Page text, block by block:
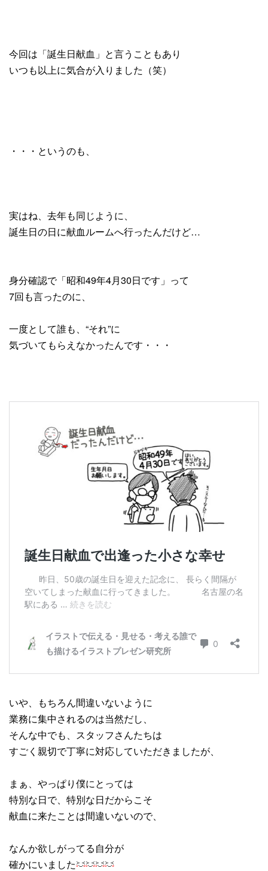
今回は「誕生日献血」と言うこともあり
いつも以上に気合が入りました（笑）
・・・というのも、
実はね、去年も同じように、
誕生日の日に献血ルームへ行ったんだけど…
身分確認で「昭和49年4月30日です」って
7回も言ったのに、
一度として誰も、“それ”に
気づいてもらえなかったんです・・・
いや、もちろん間違いないように
業務に集中されるのは当然だし、
そんな中でも、スタッフさんたちは
すごく親切で丁寧に対応していただきましたが、
まぁ、やっぱり僕にとっては
特別な日で、特別な日だからこそ
献血に来たことは間違いないので、
なんか欲しがってる自分が
確かにいました